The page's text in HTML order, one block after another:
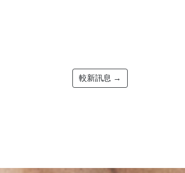
較新訊息 →